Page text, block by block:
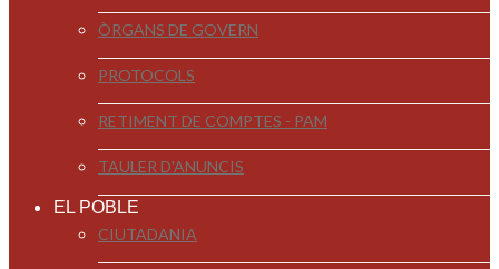
ÒRGANS DE GOVERN
PROTOCOLS
RETIMENT DE COMPTES - PAM
TAULER D'ANUNCIS
EL POBLE
CIUTADANIA